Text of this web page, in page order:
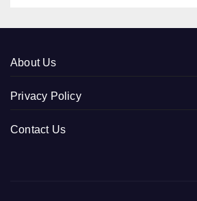
About Us
Privacy Policy
Contact Us